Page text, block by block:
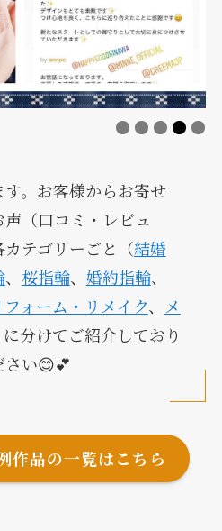
す。お客様からお寄せ
（口コミ・レビュ
テゴリーごと（結婚
、 桜指輪、 婚約指輪、
フォーム・リメイク、
メ
分けてご紹介しており
い😊💕
作品の一覧はこちら